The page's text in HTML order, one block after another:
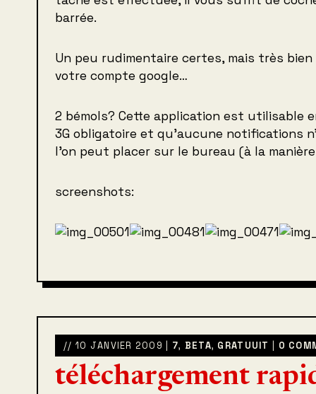
barrée.
Un peu rudimentaire certes, mais très
votre compte google…
2 bémols? Cette application est utilisable
3G obligatoire et qu’aucune notifications
l’on peut placer sur le bureau (à la
screenshots:
// 10 JANVIER 2009 | 7, BETA, GRATUUIT 0
téléchargement